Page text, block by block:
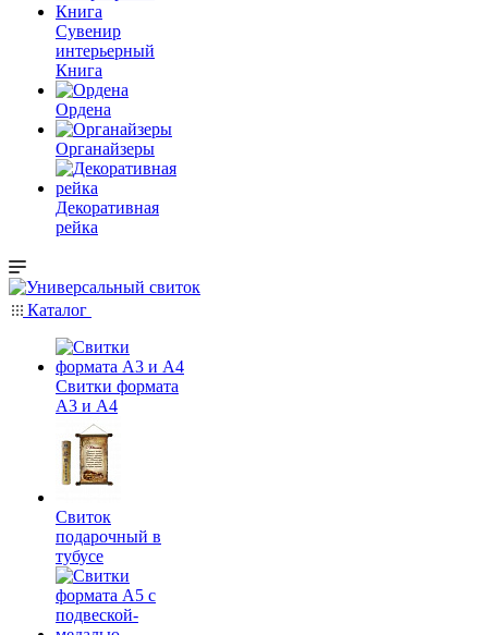
Сувенир
интерьерный
Книга
Ордена
Органайзеры
Декоративная
рейка
Каталог
Свитки формата
А3 и А4
Свиток
подарочный в
тубусе